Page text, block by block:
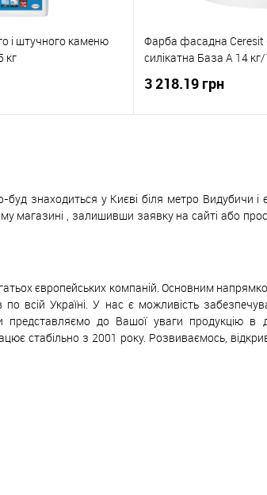
і штучного каменю
кг
Фарба фасадна Ceresit
силікатна База А 14
3 218.19 грн
знаходиться у Києві біля метро Видубичи і
магазині , залишивши заявку на сайті або
європейських компаній. Основним
всій Україні. У нас є можливість
до Вашої уваги продукцію в
стабільно з 2001 року. Розвиваємось,